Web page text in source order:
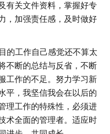
有关文件资料，掌握好专
，加强责任感，及时做好
的工作自己感觉还不算太
不断的总结与反省，不断
工作的不足。努力学习新
平，我坚信我会在以后的
理工作的特殊性，必须进
术全面的管理者。适应时